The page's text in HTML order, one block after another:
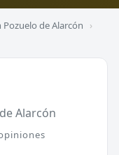
Pozuelo de Alarcón
›
Alarcón